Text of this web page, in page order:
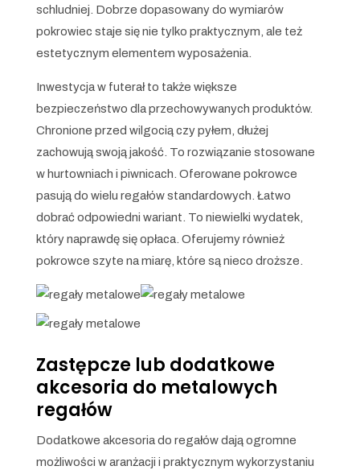
schludniej. Dobrze dopasowany do wymiarów
pokrowiec staje się nie tylko praktycznym, ale też
estetycznym elementem wyposażenia.
Inwestycja w futerał to także większe
bezpieczeństwo dla przechowywanych produktów.
Chronione przed wilgocią czy pyłem, dłużej
zachowują swoją jakość. To rozwiązanie stosowane
w hurtowniach i piwnicach. Oferowane pokrowce
pasują do wielu regałów standardowych. Łatwo
dobrać odpowiedni wariant. To niewielki wydatek,
który naprawdę się opłaca. Oferujemy również
pokrowce szyte na miarę, które są nieco droższe.
Zastępcze lub dodatkowe
akcesoria do metalowych
regałów
Dodatkowe akcesoria do regałów dają ogromne
możliwości w aranżacji i praktycznym wykorzystaniu